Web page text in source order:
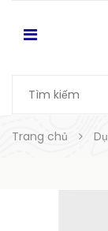
Trang chủ